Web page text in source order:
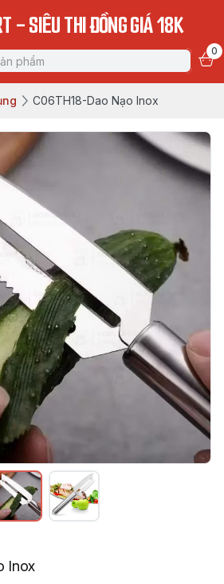
- SIÊU THI ĐỒNG GIÁ 18K
0
C06TH18-Dao Nạo Inox
Inox